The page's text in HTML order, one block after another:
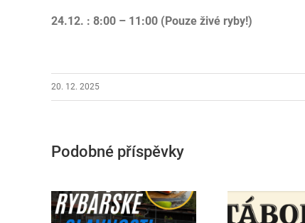
24.12. : 8:00 – 11:00 (Pouze živé ryby!)
20. 12. 2025
Podobné příspěvky